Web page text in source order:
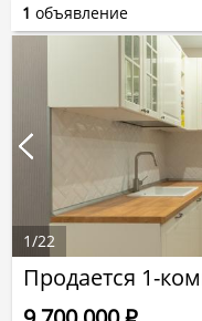
Продается 1-
1/22
1 объявление